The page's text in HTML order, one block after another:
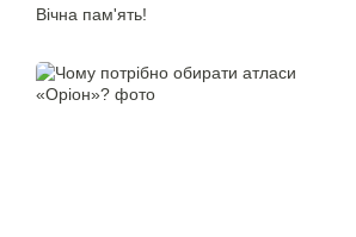
Вічна пам'ять!